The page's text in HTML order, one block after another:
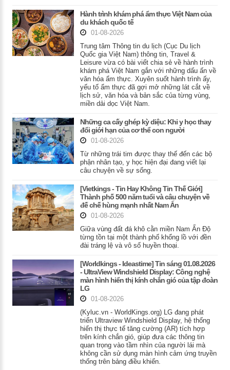
Hành trình khám phá ẩm thực Việt Nam của
du khách quốc tế
01-08-2026
Trung tâm Thông tin du lịch (Cục Du lịch
Quốc gia Việt Nam) thông tin, Travel &
Leisure vừa có bài viết chia sẻ về hành trình
khám phá Việt Nam gắn với những dấu ấn về
văn hóa ẩm thực. Xuyên suốt hành trình ấy,
yếu tố ẩm thực đã gợi mở những lát cắt về
lịch sử, văn hóa và bản sắc của từng vùng,
miền dải dọc Việt Nam.
Những ca cấy ghép kỳ diệu: Khi y học thay
đổi giới hạn của cơ thể con người
01-08-2026
Từ những trái tim được thay thế đến các bộ
phận nhân tạo, y học hiện đại đang viết lại
câu chuyện về sự sống.
[Vietkings - Tin Hay Không Tin Thế Giới]
Thành phố 500 năm tuổi và câu chuyện về
đế chế hùng mạnh nhất Nam Ấn
01-08-2026
Giữa vùng đất đá khô cằn miền Nam Ấn Độ
từng tồn tại một thành phố khổng lồ với đền
đài tráng lệ và vô số huyền thoại.
[Worldkings - Ideastime] Tin sáng 01.08.2026
- UltraView Windshield Display: Công nghệ
màn hình hiển thị kính chắn gió của tập đoàn
LG
01-08-2026
(Kyluc.vn - WorldKings.org) LG đang phát
triển Ultraview Windshield Display, hệ thống
hiển thị thực tế tăng cường (AR) tích hợp
trên kính chắn gió, giúp đưa các thông tin
quan trọng vào tầm nhìn của người lái mà
không cần sử dụng màn hình cảm ứng truyền
thống trên bảng điều khiển.